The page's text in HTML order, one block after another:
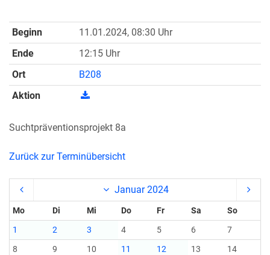
Beginn
11.01.2024, 08:30 Uhr
Ende
12:15 Uhr
Ort
B208
Aktion
Suchtpräventionsprojekt 8a
Zurück zur Terminübersicht
Januar 2024
Mo Di Mi Do Fr Sa
So
1
2 3 4 5 6
7
8
9 10 11 12 13
14